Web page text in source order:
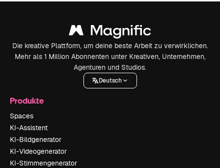
Die kreative Plattform, um deine beste Arbeit zu verwirklichen.
Mehr als 1 Million Abonnenten unter Kreativen, Unternehmen,
Agenturen und Studios.
Deutsch
Produkte
Spaces
KI-Assistent
KI-Bildgenerator
KI-Videogenerator
KI-Stimmengenerator